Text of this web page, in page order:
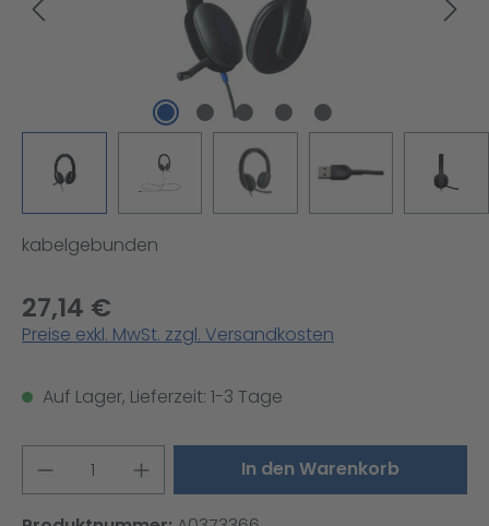
kabelgebunden
27,14 €
Preise exkl. MwSt. zzgl. Versandkosten
Auf Lager, Lieferzeit: 1-3 Tage
Produkt Anzahl: Gib denIn den Warenkorb